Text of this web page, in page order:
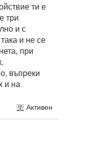
ти е
три
и с
и не се
при
въпреки
и на
Активен